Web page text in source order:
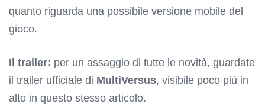
quanto riguarda una possibile versione mobile del
gioco.
Il trailer: per un assaggio di tutte le novità, guardate
il trailer ufficiale di MultiVersus, visibile poco più in
alto in questo stesso articolo.